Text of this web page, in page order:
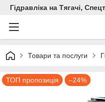
Гідравліка на Тягачі,
Товари та послуги
ТОП пропозиція –24%